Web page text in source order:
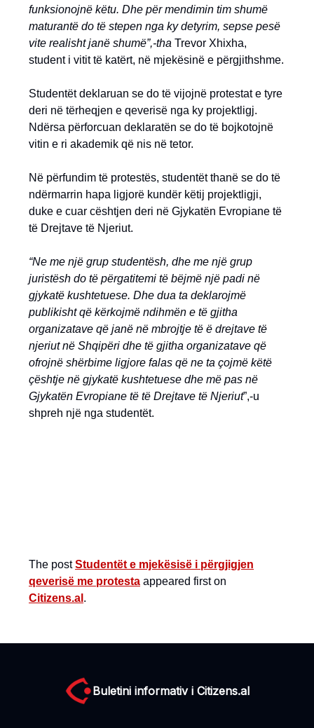
funksionojnë këtu. Dhe për mendimin tim shumë
maturantë do të stepen nga ky detyrim, sepse pesë
vite realisht janë shumë”,-tha Trevor Xhixha,
student i vitit të katërt, në mjekësinë e përgjithshme.
Studentët deklaruan se do të vijojnë protestat e tyre
deri në tërheqjen e qeverisë nga ky projektligj.
Ndërsa përforcuan deklaratën se do të bojkotojnë
vitin e ri akademik që nis në tetor.
Në përfundim të protestës, studentët thanë se do të
ndërmarrin hapa ligjorë kundër këtij projektligji,
duke e cuar cështjen deri në Gjykatën Evropiane të
të Drejtave të Njeriut.
“Ne me një grup studentësh, dhe me një grup
juristësh do të përgatitemi të bëjmë një padi në
gjykatë kushtetuese. Dhe dua ta deklarojmë
publikisht që kërkojmë ndihmën e të gjitha
organizatave që janë në mbrojtje të ë drejtave të
njeriut në Shqipëri dhe të gjitha organizatave që
ofrojnë shërbime ligjore falas që ne ta çojmë këtë
çështje në gjykatë kushtetuese dhe më pas në
Gjykatën Evropiane të të Drejtave të Njeriut”,-u
shpreh një nga studentët.
The postStudentët e mjekësisë i përgjigjen
qeverisë me protesta appeared first on
Citizens.al .
Buletini informativ i Citizens.al